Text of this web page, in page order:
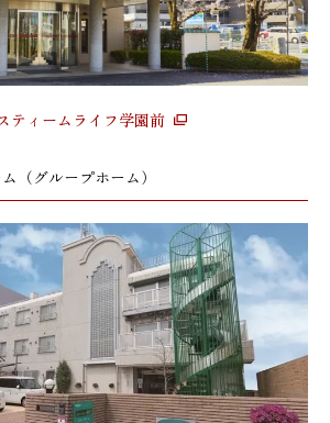
ティームライフ学園前
（グループホーム）